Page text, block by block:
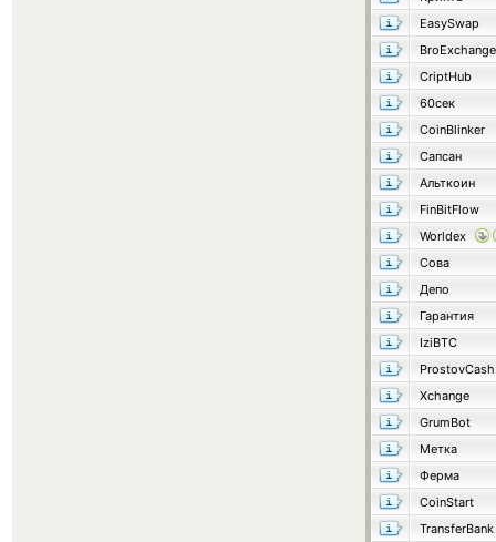
EasySwap
BroExchange
CriptHub
60сек
CoinBlinker
Сапсан
Альткоин
FinBitFlow
Worldex
Сова
Депо
Гарантия
IziBTC
ProstovCash
Xchange
GrumBot
Метка
Ферма
CoinStart
TransferBank